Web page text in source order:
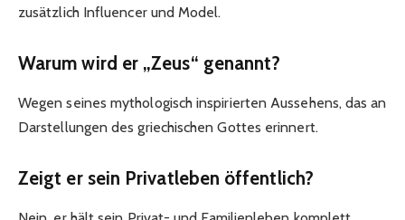
zusätzlich Influencer und Model.
Warum wird er „Zeus“ genannt?
Wegen seines mythologisch inspirierten Aussehens, das an
Darstellungen des griechischen Gottes erinnert.
Zeigt er sein Privatleben öffentlich?